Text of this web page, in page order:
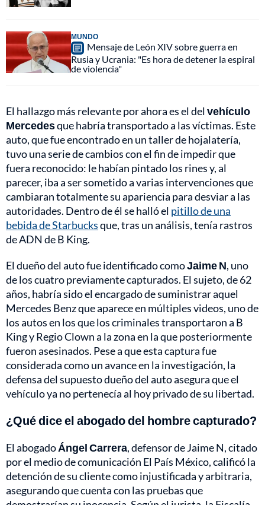
MUNDO
Mensaje de León XIV sobre guerra en
Rusia y Ucrania: "Es hora de detener la espiral
de violencia"
El hallazgo más relevante por ahora es el delvehículo
Mercedesque habría transportado a las víctimas. Este
auto, que fue encontrado en un taller de hojalatería,
tuvo una serie de cambios con el fin de impedir que
fuera reconocido: le habían pintado los rines y, al
parecer, iba a ser sometido a varias intervenciones que
cambiaran totalmente su apariencia para desviar a las
autoridades. Dentro de él se halló el pitillo de una
bebida de Starbucksque, tras un análisis, tenía rastros
de ADN de B King.
El dueño del auto fue identificado comoJaime N, uno
de los cuatro previamente capturados. El sujeto, de 62
años, habría sido el encargado de suministrar aquel
Mercedes Benz que aparece en múltiples videos, uno de
los autos en los que los criminales transportaron a B
King y Regio Clown a la zona en la que posteriormente
fueron asesinados. Pese a que esta captura fue
considerada como un avance en la investigación, la
defensa del supuesto dueño del auto asegura que el
vehículo ya no pertenecía al hoy privado de su libertad.
¿Qué dice el abogado del hombre capturado?
El abogadoÁngel Carrera, defensor de Jaime N, citado
por el medio de comunicación El País México, calificó la
detención de su cliente como injustificada y arbitraria,
asegurando que cuenta con las pruebas que